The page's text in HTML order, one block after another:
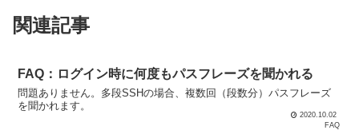
関連記事
FAQ：ログイン時に何度もパスフレーズを聞かれる
問題ありません。多段SSHの場合、複数回（段数分）パスフレーズ
を聞かれます。
2020.10.02
FAQ